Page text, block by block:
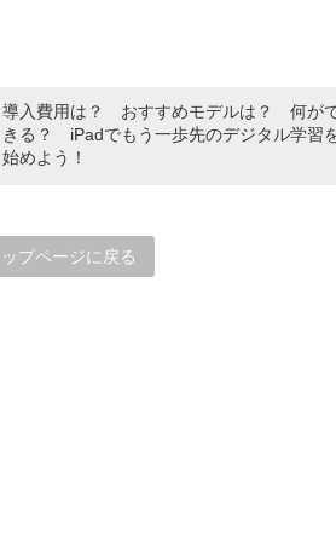
導入費用は？ おすすめモデルは？ 何が
きる？ iPadでもう一歩先のデジタル学習
始めよう！
ップページに戻る